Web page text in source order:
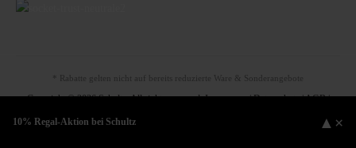
10% Regal-Aktion bei Schultz ▲ ×
* Rabatte gelten nicht auf bereits reduzierte Ware & Sonderangebote
Copyright © 2026 Schultz. All rights reserved.Impressum|Datenschutz|AGB|